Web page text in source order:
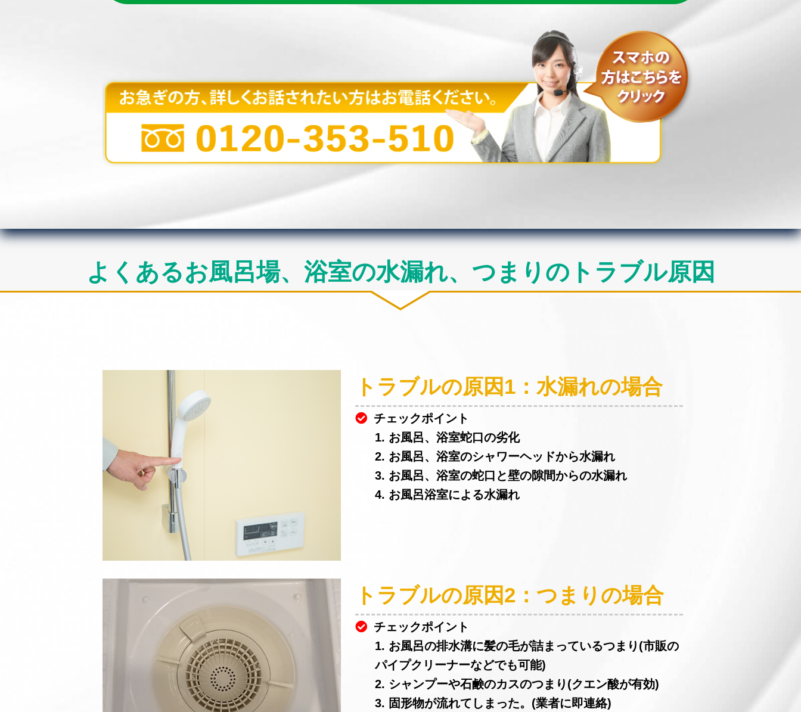
よくあるお風呂場、浴室の水漏れ、つまりのトラブル原因
トラブルの原因1：水漏れの場合
チェックポイント
1. お風呂、浴室蛇口の劣化
2. お風呂、浴室のシャワーヘッドから水漏れ
3. お風呂、浴室の蛇口と壁の隙間からの水漏れ
4. お風呂浴室による水漏れ
トラブルの原因2：つまりの場合
チェックポイント
1. お風呂の排水溝に髪の毛が詰まっているつまり(市販の
パイプクリーナーなどでも可能)
2. シャンプーや石鹸のカスのつまり(クエン酸が有効)
3. 固形物が流れてしまった。(業者に即連絡)